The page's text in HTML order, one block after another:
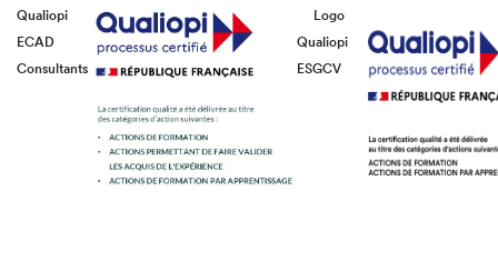
Qualiopi
ECAD
Consultants
Logo
Qualiopi
ESGCV